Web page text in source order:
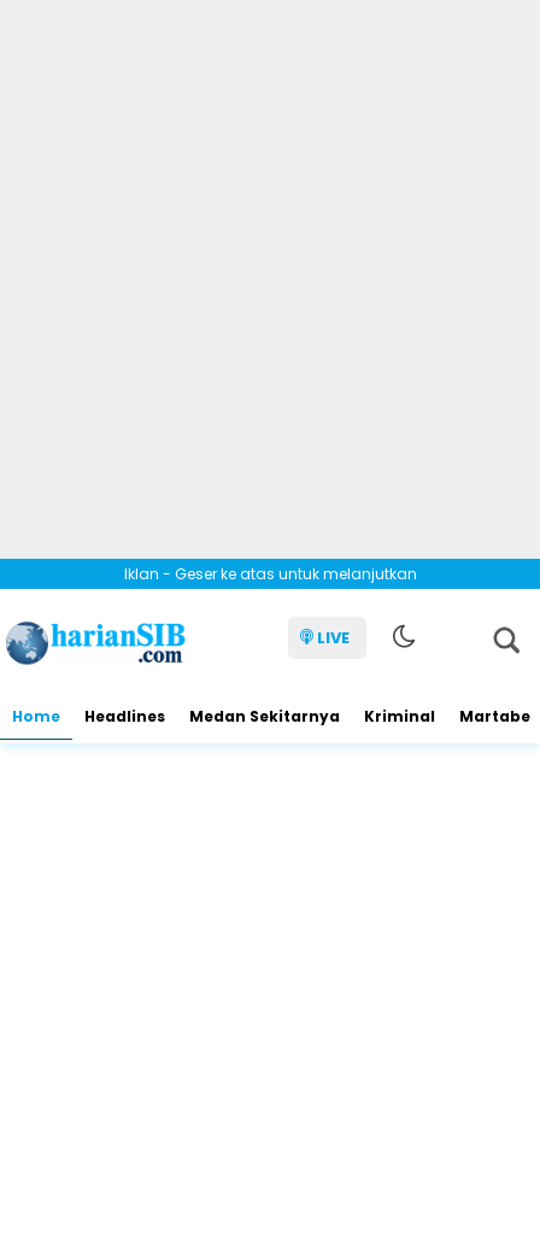
Iklan - Geser ke atas untuk melanjutkan
LIVE
Home Headlines Medan Sekitarnya Kriminal Martabe